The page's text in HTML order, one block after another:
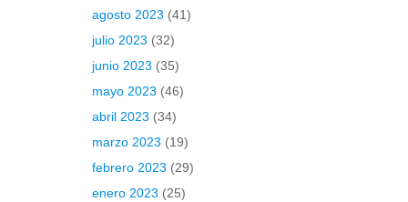
agosto 2023 (41)
julio 2023 (32)
junio 2023 (35)
mayo 2023 (46)
abril 2023 (34)
marzo 2023 (19)
febrero 2023 (29)
enero 2023 (25)